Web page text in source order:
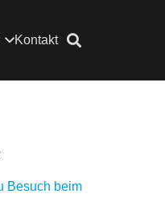
Kontakt
Besuch beim